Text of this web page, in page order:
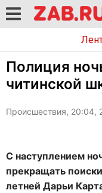
Полиция
читинской
Происшествия, 20:04,
С наступлением
прекращать
летней Дарьи